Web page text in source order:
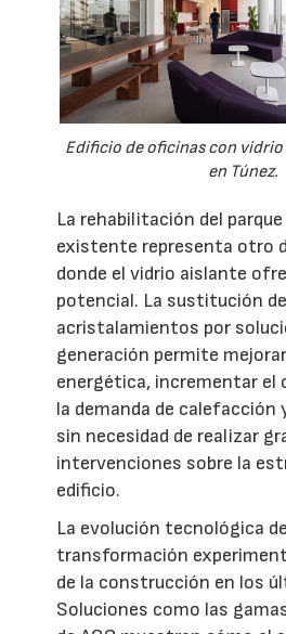
Edificio de oficinas con vidrio
en Túnez.
La rehabilitación del
existente representa otro
donde el vidrio aislante
potencial. La sustitución
acristalamientos por
generación permite
energética, incrementar el
la demanda de calefacción
sin necesidad de realizar
intervenciones sobre la
edificio.
La evolución tecnológica
transformación
de la construcción en los
Soluciones como las